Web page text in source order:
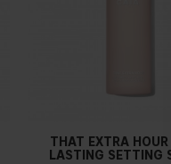
THAT EXTRA
LASTING SETTING